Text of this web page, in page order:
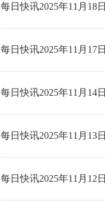
每日快讯2025年11月18日
每日快讯2025年11月17日
每日快讯2025年11月14日
每日快讯2025年11月13日
每日快讯2025年11月12日